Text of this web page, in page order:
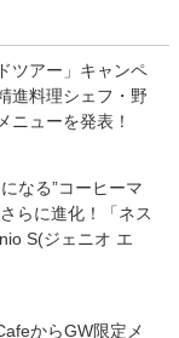
ツアー」キャンペ
進料理シェフ・野
ニューを発表！
なる”コーヒーマ
らに進化！「ネス
S(ジェニオ エ
からGW限定メ